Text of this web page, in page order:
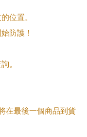
。
在最後一個商品到貨